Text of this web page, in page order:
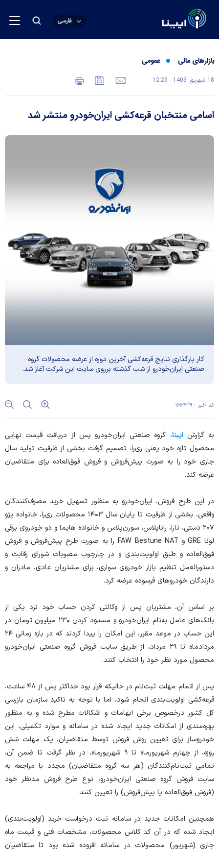
فارسی
بازارهای مالی عمومی
18 شهريور 1403 - 12:29
اسامی منتخبان قرعه‌کشی ایران‌خودرو منتشر شد
کار بارگذاری نتایج قرعه‌کشی آخرین دوره از عرضه محصولات گروه
صنعتی ایران‌خودرو از شب گذشته برروی سایت این شرکت آغاز شد.
کد خبر : ۱۶۶۴۲۹
به گزارشایبنا، گروه صنعتی ایران‌خودرو پس از دریافت قیمت نهایی
محصول تازه خود یعنی ری‌را، تصمیم گرفت بخشی از ظرفیت تولید سال
جاری خود را به صورت پیش‌فروش و فروش فوق‌العاده برای متقاضیان
عرضه کند.
در این طرح فروش، ایران‌خودرو به منظور تسهیل خرید مصرف‌کنندگان
واقعی، بخشی از ظرفیت تا پایان سال ۱۴۰۳ محصولات ری‌را، خانواده پژو
۲۰۷ دستی، تارا، راناپلاس، سورن‌پلاس و خانواده هایما و دو خودروی برقی
لونا GRE و FAW Bestune NAT را به صورت طرح پیش‌فروش و فروش
فوق‌العاده و طبق اولویت‌بندی و در چارچوب مصوبات شورای رقابت و
دستورالعمل تنظیم بازار خودروی سواری، برای مشتریان عادی، مادران و
دارندگان خودرو‌های فرسوده عرضه کرد.
بر اساس آن، مشتریان پس از وکالتی کردن حساب خود نزد یکی از
بانک‌های عامل به‌نام ایران‌خودرو و مسدود کردن ۲۳۰ میلیون تومان در
این حساب در موعد مقرر، این امکان را پیدا کردند که در بازه زمانی ۲۴
مردادماه تا ۲۹ مرداد، از طریق سایت فروش گروه صنعتی ایران‌خودرو
محصول مورد نظر خود را انتخاب کنند.
پس از اتمام مهلت ثبت‌نام در حالیکه قرار بود حداکثر پس از ۴۸ ساعت،
قرعه‌کشی اولویت‌بندی انجام شود، اما با توجه به تاکید سازمان بازرسی
کل کشور درخصوص برخی ابهامات و اشکالات مطرح شده و به منظور
بهره‌مندی از امکانات جدید ایجاد شده در سامانه و موارد تکمیلی، این
خودروساز برای تعیین روش فروش توسط متقاضیان، یک مهلت شش
روزه، از چهارم شهریورماه تا ۹ شهریورماه، در نظر گرفت تا ضمن آن،
تمامی ثبت‌نام‌کنندگان (هر سه گروه متقاضیان) مجدد با مراجعه به
سایت فروش گروه صنعتی ایران‌خودرو، نوع طرح فروش مدنظر خود
(فروش فوق‌العاده یا پیش‌فروش) را تعیین کنند.
همچنین امکانات جدید در سامانه ثبت درخواست خرید (اولویت‌بندی)
ایجاد شده که در آن کد کلاس محصولات، مشخصات فنی و قیمت ماه
جاری (شهریور) محصولات در سامانه افزوده شده بود تا متقاضیان